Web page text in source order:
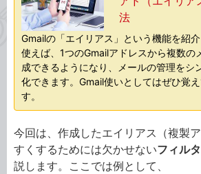
法
Gmailの「エイリアス」という機能を紹
使えば、1つのGmailアドレスから複数の
成できるようになり、メールの管理をシ
化できます。Gmail使いとしてはぜひ覚
す。
今回は、作成したエイリアス（複製
すくするためには欠かせないフィル
説します。ここでは例として、